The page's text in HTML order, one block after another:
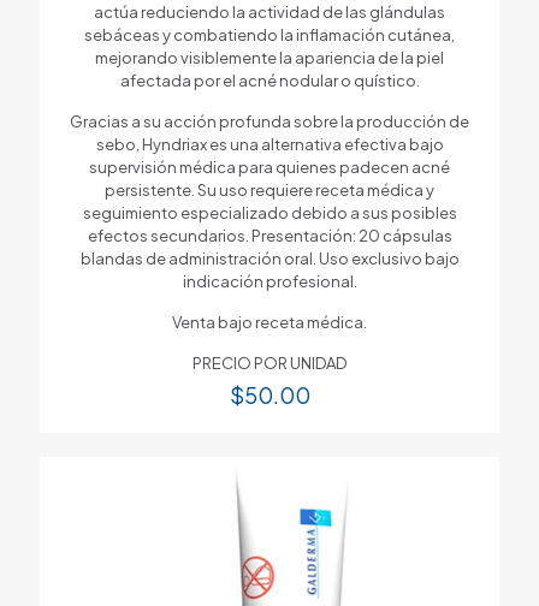
actúa reduciendo la actividad de las glándulas
sebáceas y combatiendo la inflamación cutánea,
mejorando visiblemente la apariencia de la piel
afectada por el acné nodular o quístico.
Gracias a su acción profunda sobre la producción de
sebo, Hyndriax es una alternativa efectiva bajo
supervisión médica para quienes padecen acné
persistente. Su uso requiere receta médica y
seguimiento especializado debido a sus posibles
efectos secundarios. Presentación: 20 cápsulas
blandas de administración oral. Uso exclusivo bajo
indicación profesional.
Venta bajo receta médica.
PRECIO POR UNIDAD
$50.00